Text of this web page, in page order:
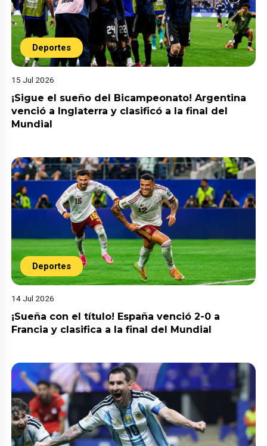
Deportes
15 Jul 2026
¡Sigue el sueño del Bicampeonato! Argentina
venció a Inglaterra y clasificó a la final del
Mundial
Deportes
14 Jul 2026
¡Sueña con el título! España venció 2-0 a
Francia y clasifica a la final del Mundial